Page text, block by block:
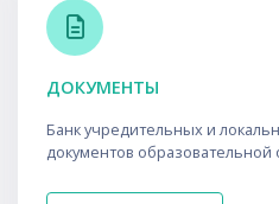
ДОКУМЕНТЫ
Банк учредительных и
документов образовательной